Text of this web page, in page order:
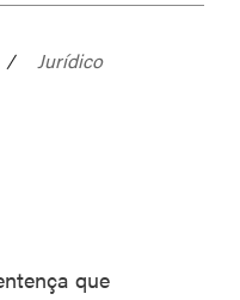
/
Jurídico
que